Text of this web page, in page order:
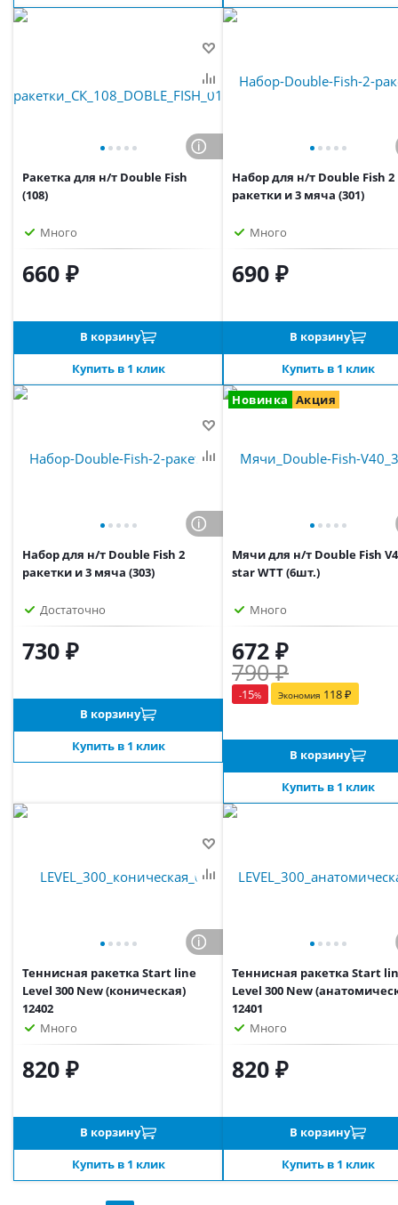
Ракетка для н/т Double Fish
(108)
Много
660 ₽
В корзину
Купить в 1 клик
Набор для н/т Double Fish 2
ракетки и 3 мяча (301)
Много
690 ₽
В корзину
Купить в 1 клик
Набор для н/т Double Fish 2
ракетки и 3 мяча (303)
Достаточно
730 ₽
В корзину
Купить в 1 клик
Новинка Акция
Мячи для н/т Double Fish
star WTT (6шт.)
Много
672 ₽
790 ₽
-15% Экономия 118₽
В корзину
Купить в 1 клик
Теннисная ракетка Start line
Level 300 New (коническая)
12402
Много
820 ₽
В корзину
Купить в 1 клик
Теннисная ракетка Start
Level 300 New
12401
Много
820 ₽
В корзину
Купить в 1 клик